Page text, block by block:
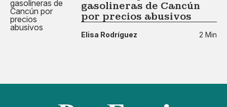
gasolineras de Cancún
por precios abusivos
Elisa Rodríguez 2 Min